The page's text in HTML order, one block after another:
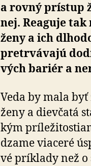
a rovný prístup
nej. Reaguje
ženy a ich
pretrvávajú
vých bariér a
Veda by mala
ženy a dievčatá
kým
dza­me viaceré
vé príklady než